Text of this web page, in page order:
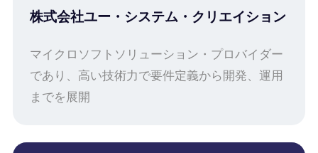
株式会社ユー・システム・クリエイション
マイクロソフトソリューション・プロバイダー
であり、高い技術力で要件定義から開発、運用
までを展開